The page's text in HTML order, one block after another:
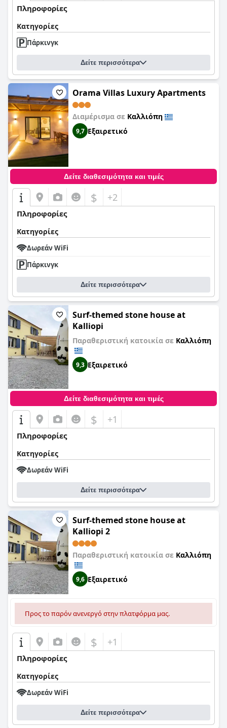
Πληροφορίες
Κατηγορίες
Πάρκινγκ
Δείτε περισσότερα
Orama Villas Luxury Apartments
Διαμέρισμα σε Καλλιόπη
9,7 Εξαιρετικό
Δείτε διαθεσιμότητα και τιμές
$ +2
Πληροφορίες
Κατηγορίες
Δωρεάν WiFi
Πάρκινγκ
Δείτε περισσότερα
Surf-themed stone house at
Kalliopi
Παραθεριστική κατοικία σε Καλλιόπη
9,3 Εξαιρετικό
Δείτε διαθεσιμότητα και τιμές
$ +1
Πληροφορίες
Κατηγορίες
Δωρεάν WiFi
Δείτε περισσότερα
Surf-themed stone house at
Kalliopi 2
Παραθεριστική κατοικία σε Καλλιόπη
9,6 Εξαιρετικό
Προς το παρόν ανενεργό στην πλατφόρμα μας.
$ +1
Πληροφορίες
Κατηγορίες
Δωρεάν WiFi
Δείτε περισσότερα